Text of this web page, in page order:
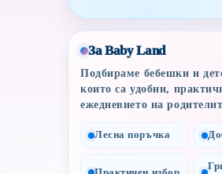
За Baby Land
Подбираме бебешки и
които са удобни,
ежедневието на
Лесна поръчка